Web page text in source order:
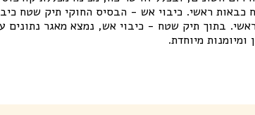
ומפקח כבאות ראשי. כיבוי אש - הבסיס החוקי תיק שטח
בתוך תיק שטח - כיבוי אש, נמצא מאגר נתונים
מיוחדת.